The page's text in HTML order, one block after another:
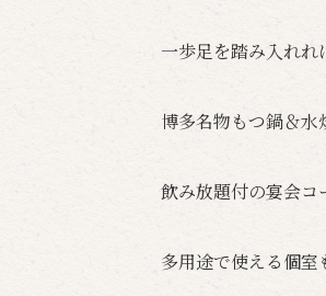
一歩足を踏み入れれ
博多名物もつ鍋＆水
飲み放題付の宴会コ
多用途で使える個室